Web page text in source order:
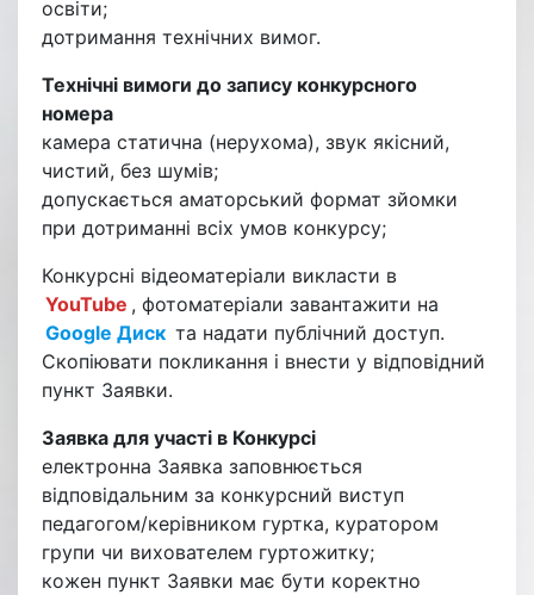
освіти;
дотримання технічних вимог.
Технічні вимоги до запису конкурсного
номера
камера статична (нерухома), звук якісний,
чистий, без шумів;
допускається аматорський формат зйомки
при дотриманні всіх умов конкурсу;
Конкурсні відеоматеріали викласти в
YouTube , фотоматеріали завантажити на
Google Диск та надати публічний доступ.
Скопіювати покликання і внести у відповідний
пункт Заявки.
Заявка для участі в Конкурсі
електронна Заявка заповнюється
відповідальним за конкурсний виступ
педагогом/керівником гуртка, куратором
групи чи вихователем гуртожитку;
кожен пункт Заявки має бути коректно